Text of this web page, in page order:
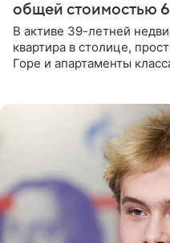
общей стоимостью
В активе 39-летней
квартира в столице,
Горе и апартаменты